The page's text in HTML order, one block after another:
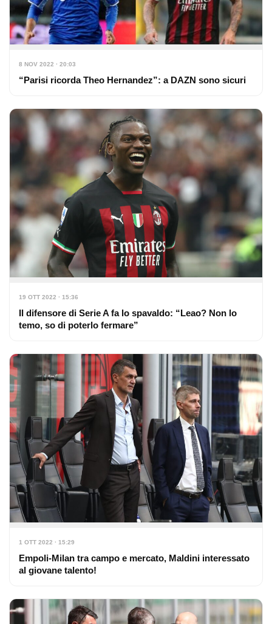
8 NOV 2022 · 20:03
“Parisi ricorda Theo Hernandez”: a DAZN sono sicuri
19 OTT 2022 · 15:36
Il difensore di Serie A fa lo spavaldo: “Leao? Non lo
temo, so di poterlo fermare”
1 OTT 2022 · 15:29
Empoli-Milan tra campo e mercato, Maldini interessato
al giovane talento!